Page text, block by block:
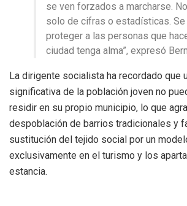
se ven forzados a marcharse.
solo de cifras o estadísticas. Se
proteger a las personas que
ciudad tenga alma”, expresó
La dirigente socialista ha recordado que
significativa de la población joven no
residir en su propio municipio, lo que
despoblación de barrios tradicionales y
sustitución del tejido social por un
exclusivamente en el turismo y los
estancia.